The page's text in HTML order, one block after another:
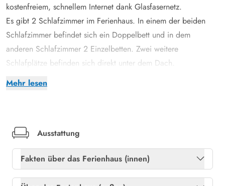
Mehr lesen
kostenfreiem, schnellem Internet dank Glasfasernetz.
Es gibt 2 Schlafzimmer im Ferienhaus. In einem der beiden
Schlafzimmer befindet sich ein Doppelbett und in dem
anderen Schlafzimmer 2 Einzelbetten. Zwei weitere
Schlafplätze befinden sich direkt unter dem Dach.
Große, geschlossene Terrasse mit Badetonne
Badetonne lädt zum Verweilen und Entspannen unter freiem
Himmel ein.
Schöne Natur und Strandspaziergänge
Vom Ferienhaus im Sand Holms Vej 16 sind es nur 400 m bis
Ausstattung
Fakten über das Ferienhaus (innen)
Freies Glasfasernetz
Ja